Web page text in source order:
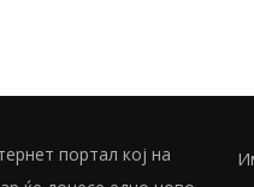
портал кој на